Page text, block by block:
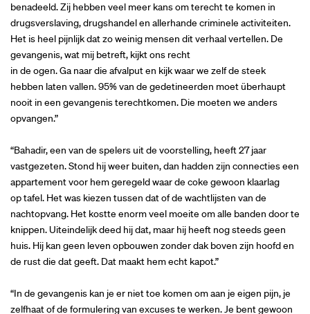
benadeeld. Zij hebben veel meer kans om terecht te komen in
drugsverslaving, drugshandel en allerhande criminele activiteiten.
Het is heel pijnlijk dat zo weinig mensen dit verhaal vertellen. De
gevangenis, wat mij betreft, kijkt ons recht
in de ogen. Ga naar die afvalput en kijk waar we zelf de steek
hebben laten vallen. 95% van de gedetineerden moet überhaupt
nooit in een gevangenis terechtkomen. Die moeten we anders
opvangen.”
“Bahadir, een van de spelers uit de voorstelling, heeft 27 jaar
vastgezeten. Stond hij weer buiten, dan hadden zijn connecties een
appartement voor hem geregeld waar de coke gewoon klaarlag
op tafel. Het was kiezen tussen dat of de wachtlijsten van de
nachtopvang. Het kostte enorm veel moeite om alle banden door te
knippen. Uiteindelijk deed hij dat, maar hij heeft nog steeds geen
huis. Hij kan geen leven opbouwen zonder dak boven zijn hoofd en
de rust die dat geeft. Dat maakt hem echt kapot.”
“In de gevangenis kan je er niet toe komen om aan je eigen pijn, je
zelfhaat of de formulering van excuses te werken. Je bent gewoon